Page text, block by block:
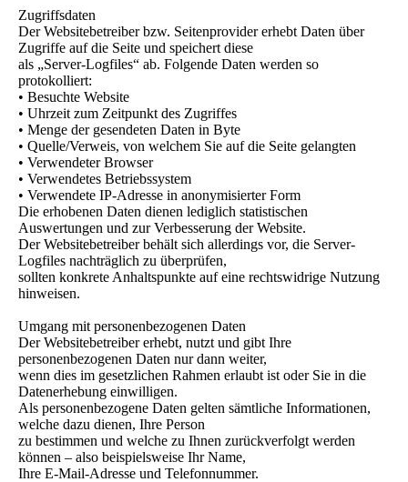
Zugriffsdaten
Der Websitebetreiber bzw. Seitenprovider erhebt Daten über
Zugriffe auf die Seite und speichert diese
als „Server-Logfiles“ ab. Folgende Daten werden so
protokolliert:
• Besuchte Website
• Uhrzeit zum Zeitpunkt des Zugriffes
• Menge der gesendeten Daten in Byte
• Quelle/Verweis, von welchem Sie auf die Seite gelangten
• Verwendeter Browser
• Verwendetes Betriebssystem
• Verwendete IP-Adresse in anonymisierter Form
Die erhobenen Daten dienen lediglich statistischen
Auswertungen und zur Verbesserung der Website.
Der Websitebetreiber behält sich allerdings vor, die Server-
Logfiles nachträglich zu überprüfen,
sollten konkrete Anhaltspunkte auf eine rechtswidrige Nutzung
hinweisen.
Umgang mit personenbezogenen Daten
Der Websitebetreiber erhebt, nutzt und gibt Ihre
personenbezogenen Daten nur dann weiter,
wenn dies im gesetzlichen Rahmen erlaubt ist oder Sie in die
Datenerhebung einwilligen.
Als personenbezogene Daten gelten sämtliche Informationen,
welche dazu dienen, Ihre Person
zu bestimmen und welche zu Ihnen zurückverfolgt werden
können – also beispielsweise Ihr Name,
Ihre E-Mail-Adresse und Telefonnummer.